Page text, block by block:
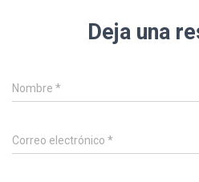
Deja una
Nombre *
Correo electrónico *